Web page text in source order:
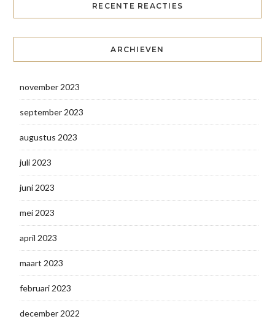
RECENTE REACTIES
ARCHIEVEN
november 2023
september 2023
augustus 2023
juli 2023
juni 2023
mei 2023
april 2023
maart 2023
februari 2023
december 2022